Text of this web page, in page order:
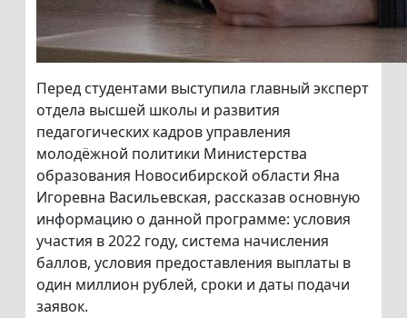
Перед студентами выступила главный эксперт
отдела высшей школы и развития
педагогических кадров управления
молодёжной политики Министерства
образования Новосибирской области Яна
Игоревна Васильевская, рассказав основную
информацию о данной программе: условия
участия в 2022 году, система начисления
баллов, условия предоставления выплаты в
один миллион рублей, сроки и даты подачи
заявок.